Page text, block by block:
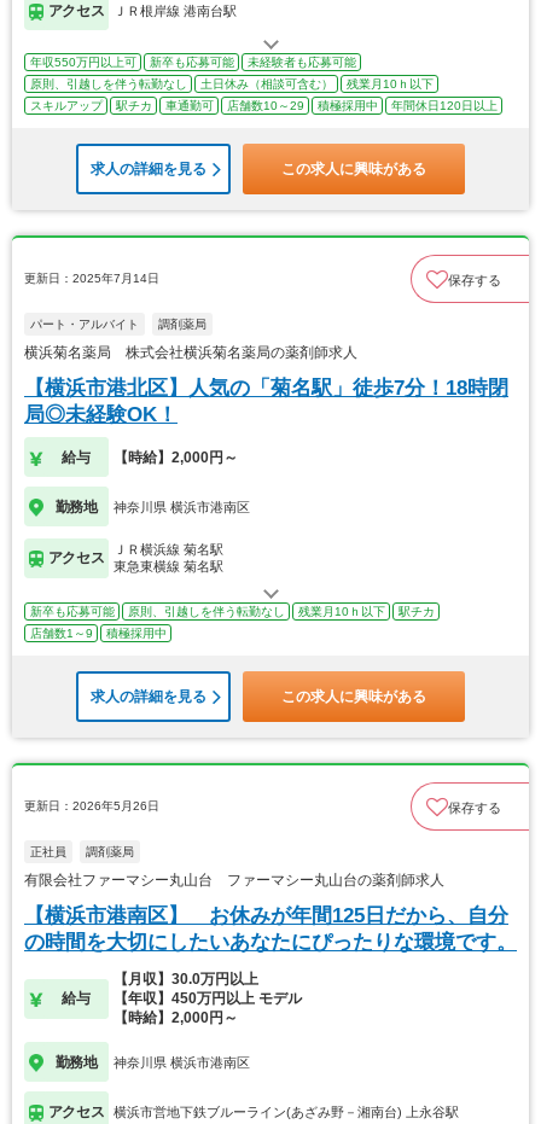
アクセス ＪＲ根岸線 港南台駅
年収550万円以上可 新卒も応募可能
未経験者も応募可能
原則、引越しを伴う転勤なし
土日休み（相談可含む）
残業月10ｈ以下
スキルアップ
駅チカ 車通勤可 店舗数10～29 積極採用中 年間休日120日以上
求人の詳細を見る この求人に興味がある
更新日：2025年7月14日 保存する
パート・アルバイト 調剤薬局
横浜菊名薬局 株式会社横浜菊名薬局の薬剤師求人
【横浜市港北区】人気の「菊名駅」徒歩7分！18時閉
局◎未経験OK！
給与 【時給】2,000円～
勤務地 神奈川県 横浜市港南区
アクセス
ＪＲ横浜線 菊名駅
東急東横線 菊名駅
新卒も応募可能 原則、引越しを伴う転勤なし 残業月10ｈ以下
駅チカ
店舗数1～9
積極採用中
求人の詳細を見る この求人に興味がある
更新日：2026年5月26日 保存する
正社員 調剤薬局
有限会社ファーマシー丸山台 ファーマシー丸山台の薬剤師求人
【横浜市港南区】 お休みが年間125日だから、自分
の時間を大切にしたいあなたにぴったりな環境です。
給与
【月収】30.0万円以上
【年収】450万円以上 モデル
【時給】2,000円～
勤務地 神奈川県 横浜市港南区
アクセス 横浜市営地下鉄ブルーライン(あざみ野－湘南台) 上永谷駅